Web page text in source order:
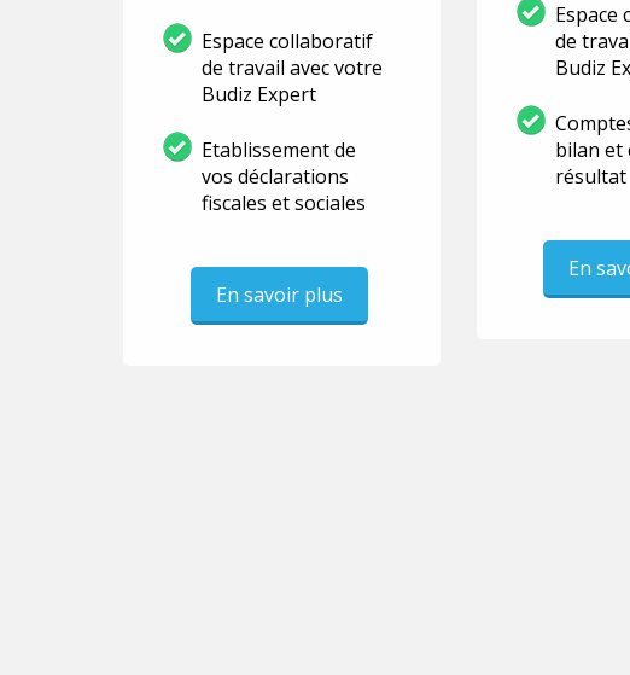
Espace collaboratif
de travail avec votre
Budiz Expert
Etablissement de
vos déclarations
fiscales et sociales
En savoir plus
Espace
de
Budiz
bilan et
résultat
En